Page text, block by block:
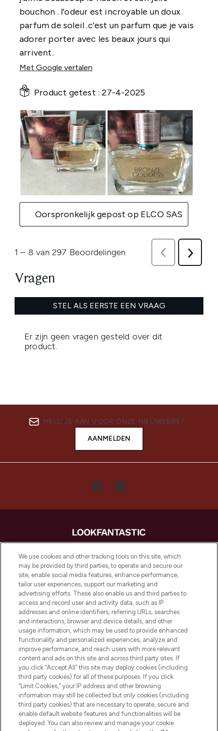
MELD JE AAN VOOR ONZE NIEUWSBRIEF
AANMELDEN
LOOKFANTASTIC is de ultieme online
beautybestemming van Europa, met de
beste huidverzorging, haarproducten en
make-up van meer dan 200 topmerken.
Shop online of via de app, met gratis
verzending vanaf €40.
Cookie-toestemming
Do Not Sell or Share My Personal
Information
HELP & INFORMATIE
BEDRIJFSINFORMATIE
OVER LOOKFANTASTIC
We use cookies and other tracking tools on this site, which
may be provided by third parties, to operate and secure our
site, enable social media features, enhance performance,
tailor user experiences, support our marketing and
advertising efforts. These also enable us and third parties to
access and record user and activity data, such as IP
addresses and online identifiers, referring URLs, searches
and interactions, browser and device details, and other
usage information, which may be used to provide enhanced
functionality and personalized experiences, analyze and
improve performance, and reach users with more relevant
content and ads on this site and across third party sites. If
you click “Accept All” this site may deploy cookies (including
third party cookies) for all of these purposes. If you click
“Limit Cookies,” your IP address and other browsing
information may still be collected but only cookies (including
third party cookies) that are necessary to operate, secure and
enable default website features and functionalities will be
deployed. You can also review and manage your cookie